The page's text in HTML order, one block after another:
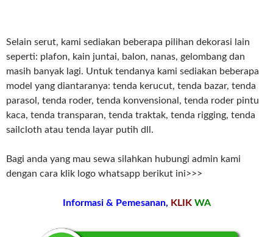
Selain serut, kami sediakan beberapa pilihan dekorasi lain
seperti: plafon, kain juntai, balon, nanas, gelombang dan
masih banyak lagi. Untuk tendanya kami sediakan beberapa
model yang diantaranya: tenda kerucut, tenda bazar, tenda
parasol, tenda roder, tenda konvensional, tenda roder pintu
kaca, tenda transparan, tenda traktak, tenda rigging, tenda
sailcloth atau tenda layar putih dll.
Bagi anda yang mau sewa silahkan hubungi admin kami
dengan cara klik logo whatsapp berikut ini>>>
Informasi & Pemesanan, KLIK WA